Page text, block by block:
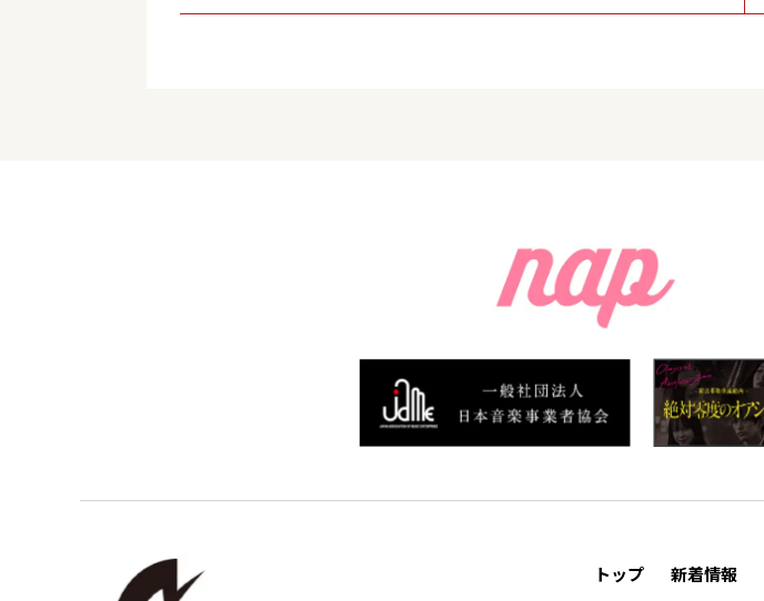
トップ 新着情報